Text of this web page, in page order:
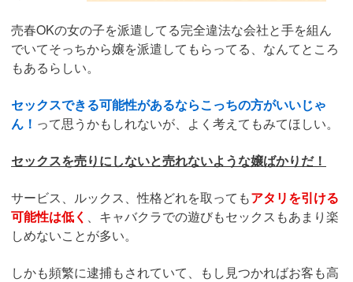
売春OKの女の子を派遣してる完全違法な会社と手を組ん
でいてそっちから嬢を派遣してもらってる、なんてところ
もあるらしい。
セックスできる可能性があるならこっちの方がいいじゃ
ん！ って思うかもしれないが、よく考えてもみてほしい。
セックスを売りにしないと売れないような嬢ばかりだ！
サービス、ルックス、性格どれを取ってもアタリを引ける
可能性は低く
、キャバクラでの遊びもセックスもあまり楽
しめないことが多い。
しかも頻繁に逮捕もされていて、もし見つかればお客も高